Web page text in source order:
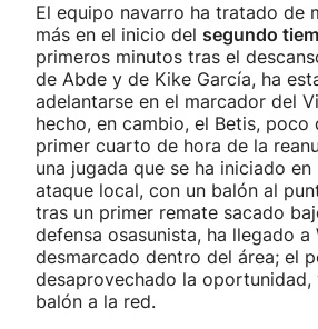
El equipo navarro ha tratado de
más en el inicio del segundo
primeros minutos tras el
de Abde y de Kike García, ha
adelantarse en el marcador del
hecho, en cambio, el Betis, poco
primer cuarto de hora de la
una jugada que se ha iniciado
ataque local, con un balón al
tras un primer remate sacado
defensa osasunista, ha llegado a
desmarcado dentro del área; el
desaprovechado la oportunidad,
balón a la red.